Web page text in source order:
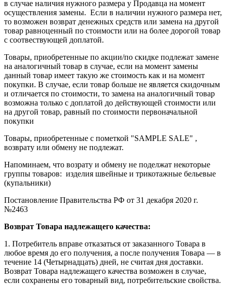
в случае наличия нужного размера у Продавца на момент
осуществления замены. Если в наличии нужного размера нет,
то возможен возврат денежных средств или замена на другой
товар равноценный по стоимости или на более дорогой товар
с соотвествующей доплатой.
Товары, приобретенные по акции/по скидке подлежат замене
на аналогичный товар в случае, если на момент замены
данный товар имеет такую же стоимость как и на момент
покупки. В случае, если товар больше не является скидочным
и отличается по стоимости, то замена на аналогичный товар
возможна только с доплатой до действующей стоимости или
на другой товар, равный по стоимости первоначальной
покупки
Товары, приобретенные с пометкой "SAMPLE SALE" ,
возврату или обмену не подлежат.
Напоминаем, что возрату и обмену не поделжат некоторые
группы товаров: изделия швейные и трикотажные бельевые
(купальники)
Постановление Правительства РФ от 31 декабря 2020 г.
№2463
Возврат Товара надлежащего качества:
1. Потребитель вправе отказаться от заказанного Товара в
любое время до его получения, а после получения Товара — в
течение 14 (Четырнадцать) дней, не считая дня доставки.
Возврат Товара надлежащего качества возможен в случае,
если сохранены его товарный вид, потребительские свойства.